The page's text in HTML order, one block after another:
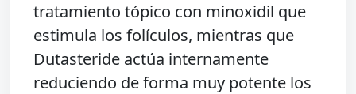
tratamiento tópico con minoxidil que
estimula los folículos, mientras que
Dutasteride actúa internamente
reduciendo de forma muy potente los